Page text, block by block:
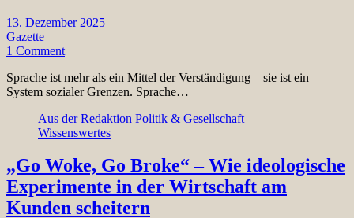
13. Dezember 2025
Gazette
1 Comment
Sprache ist mehr als ein Mittel der Verständigung – sie ist ein
System sozialer Grenzen. Sprache…
Aus der Redaktion Politik & Gesellschaft
Wissenswertes
„Go Woke, Go Broke“ – Wie ideologische
Experimente in der Wirtschaft am
Kunden scheitern